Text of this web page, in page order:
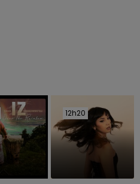
12h20
12h20